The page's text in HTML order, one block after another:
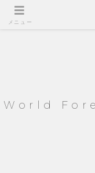
World
メニュー